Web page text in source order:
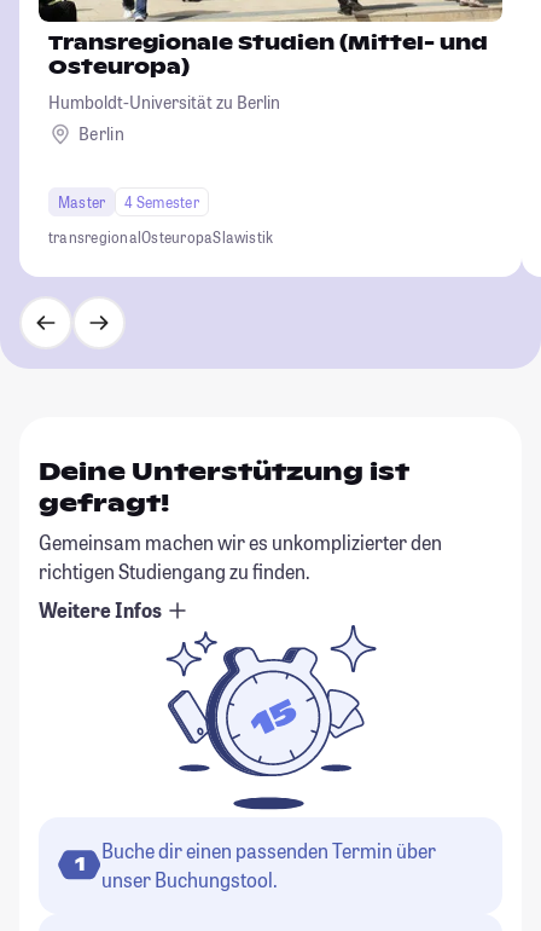
Transregionale Studien (Mittel- und
Osteuropa)
Humboldt-Universität zu Berlin
Berlin
Master
4 Semester
transregionalOsteuropaSlawistik
Deine Unterstützung ist
gefragt!
Gemeinsam machen wir es unkomplizierter den
richtigen Studiengang zu finden.
Weitere Infos
1
Buche dir einen passenden Termin über
unser Buchungstool.